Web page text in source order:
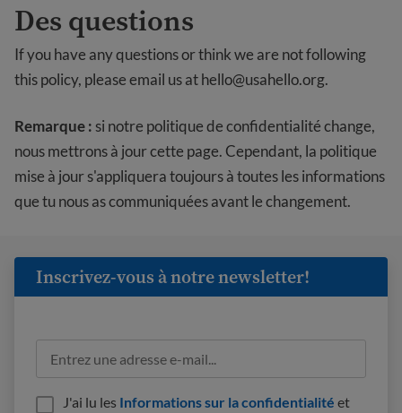
Des questions
If you have any questions or think we are not following
this policy, please email us athello@usahello.org.
Remarque : si notre politique de confidentialité change,
nous mettrons à jour cette page. Cependant, la politique
mise à jour s'appliquera toujours à toutes les informations
que tu nous as communiquées avant le changement.
Inscrivez-vous à notre newsletter!
J'ai lu les Informations sur la confidentialité et